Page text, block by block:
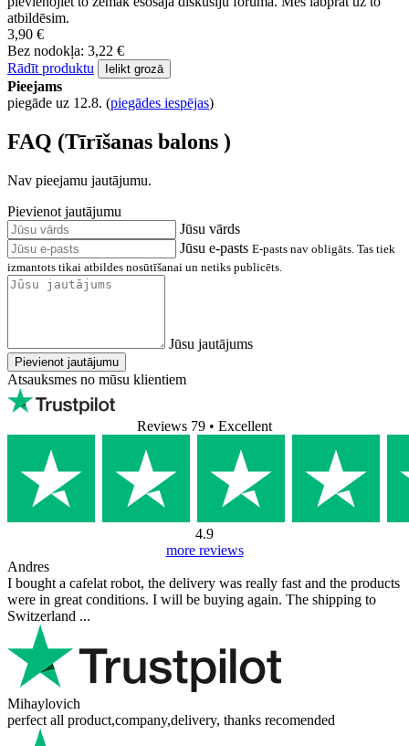
atbildēsim.
3,90 €
Bez nodokļa: 3,22 €
Rādīt produktu
Ielikt grozā
Pieejams
piegāde uz 12.8. (piegādes iespējas)
FAQ (Tīrīšanas balons )
Nav pieejamu jautājumu.
Pievienot jautājumu
Jūsu vārds
Jūsu e-pasts E-pasts nav obligāts. Tas tiek
izmantots tikai atbildes nosūtīšanai un netiks publicēts.
Jūsu jautājums
Pievienot jautājumu
Atsauksmes no mūsu klientiem
Reviews 79 • Excellent
4.9
more reviews
Andres
I bought a cafelat robot, the delivery was really fast and the products
were in great conditions. I will be buying again. The shipping to
Switzerland ...
Mihaylovich
perfect all product,company,delivery, thanks recomended